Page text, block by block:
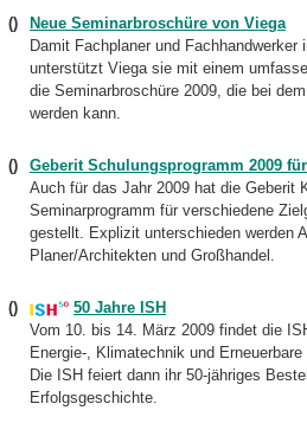
()
Neue Seminarbroschüre von Viega
Damit Fachplaner und
unterstützt Viega sie mit einem
die Seminarbroschüre 2009, die bei
werden kann.
()
Geberit Schulungsprogramm 2009
Auch für das Jahr 2009 hat die Geberit
Seminarprogramm für verschiedene
gestellt. Explizit unterschieden werden
Planer/Architekten und Großhandel.
()
50 Jahre ISH
Vom 10. bis 14. März 2009 findet die
Energie-, Klimatechnik und
Die ISH feiert dann ihr 50-jähriges
Erfolgsgeschichte.